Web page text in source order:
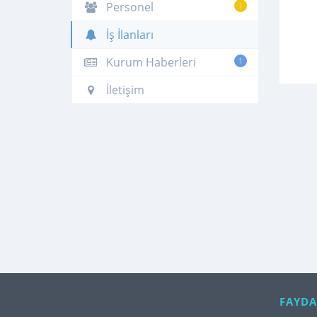
1
Personel
İş İlanları
1
Kurum Haberleri
İletişim